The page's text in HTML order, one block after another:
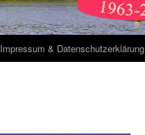
Impressum & Datenschutzerklärung